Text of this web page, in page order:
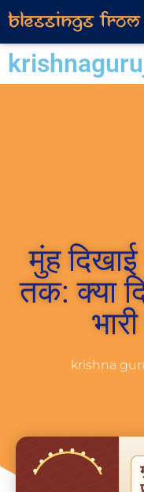
मुंह
तक: क्या
krishna